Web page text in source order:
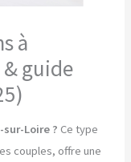
à
guide
Loire ? Ce type
couples, offre une